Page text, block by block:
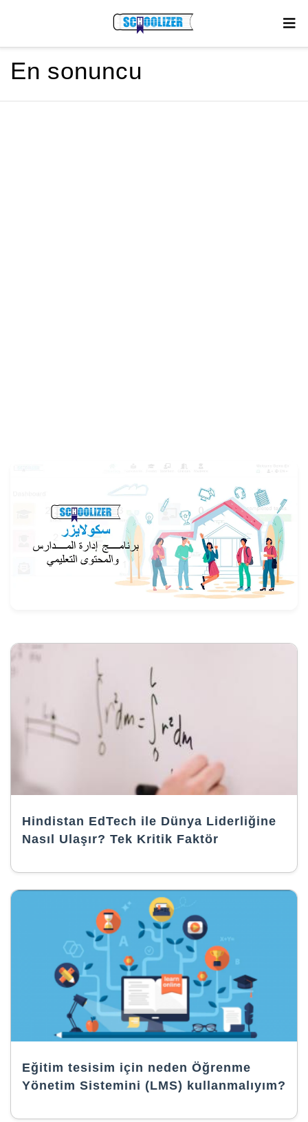
En sonuncu
Hindistan EdTech ile Dünya Liderliğine
Nasıl Ulaşır? Tek Kritik Faktör
Eğitim tesisim için neden Öğrenme
Yönetim Sistemini (LMS) kullanmalıyım?